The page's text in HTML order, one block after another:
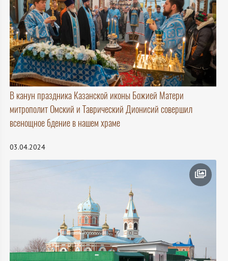
В канун праздника Казанской иконы Божией Матери
митрополит Омский и Таврический Дионисий совершил
всенощное бдение в нашем храме
03.04.2024